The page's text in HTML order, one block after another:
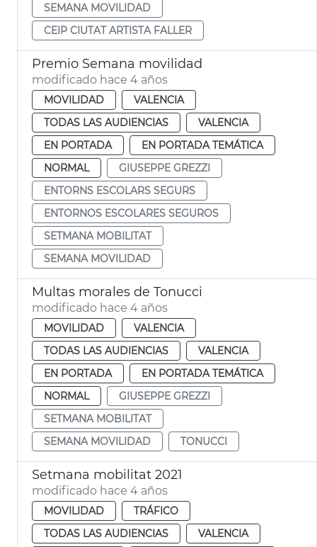
SEMANA MOVILIDAD
CEIP CIUTAT ARTISTA FALLER
Premio Semana movilidad
modificado hace 4 años
MOVILIDAD
VALENCIA
TODAS LAS AUDIENCIAS
VALENCIA
EN PORTADA
EN PORTADA TEMÁTICA
NORMAL
GIUSEPPE GREZZI
ENTORNS ESCOLARS SEGURS
ENTORNOS ESCOLARES SEGUROS
SETMANA MOBILITAT
SEMANA MOVILIDAD
Multas morales de Tonucci
modificado hace 4 años
MOVILIDAD
VALENCIA
TODAS LAS AUDIENCIAS
VALENCIA
EN PORTADA
EN PORTADA TEMÁTICA
NORMAL
GIUSEPPE GREZZI
SETMANA MOBILITAT
SEMANA MOVILIDAD
TONUCCI
Setmana mobilitat 2021
modificado hace 4 años
MOVILIDAD
TRÁFICO
TODAS LAS AUDIENCIAS
VALENCIA